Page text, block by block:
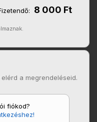
8 000 Ft
a megrendeléseid.
fiókod?